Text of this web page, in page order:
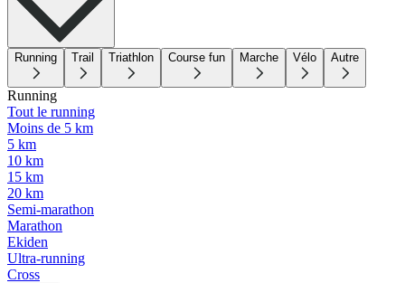
Running Trail Triathlon Course fun Marche Vélo Autre
Running
Tout le running
Moins de 5 km
5 km
10 km
15 km
20 km
Semi-marathon
Marathon
Ekiden
Ultra-running
Cross